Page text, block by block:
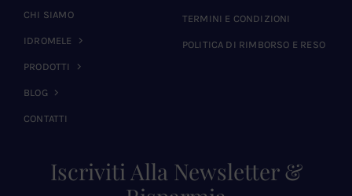
CHI SIAMO
IDROMELE
PRODOTTI
BLOG
CONTATTI
TERMINI E CONDIZIONI
POLITICA DI RIMBORSO E RESO
Iscriviti Alla Newsletter &